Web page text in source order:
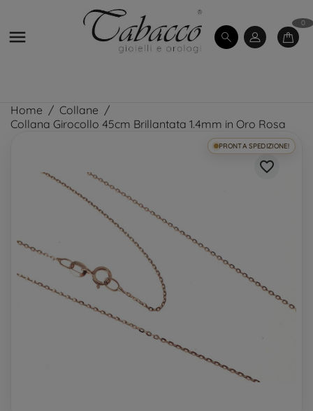

0
Home
Collane
Collana Girocollo 45cm Brillantata 1.4mm in Oro Rosa
PRONTA SPEDIZIONE!
favorite_border